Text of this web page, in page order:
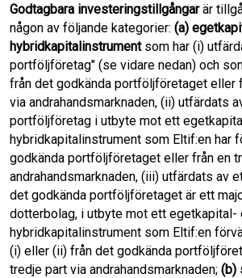
Godtagbara investeringstillgångarär
någon av följande kategorier: (a)
hybridkapitalinstrumentsom har (i)
portföljföretag" (se vidare nedan) och
från det godkända portföljföretaget eller
via andrahandsmarknaden, (ii) utfärdats
portföljföretag i utbyte mot ett
hybridkapitalinstrument som Eltif:en har
godkända portföljföretaget eller från en
andrahandsmarknaden, (iii) utfärdats av
det godkända portföljföretaget är ett
dotterbolag, i utbyte mot ett egetkapital-
hybridkapitalinstrument som Eltif:en
(i) eller (ii) från det godkända
tredje part via andrahandsmarknaden; (b)